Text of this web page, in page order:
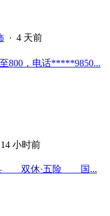
· 4 天前
800，电话*****9850...
14 小时前
丰县 双休·五险 国...